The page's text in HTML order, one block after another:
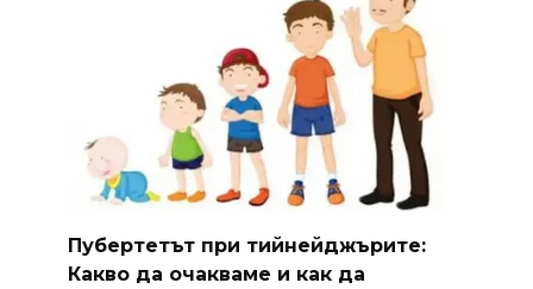
Пубертетът при тийнейджърите:
Какво да очакваме и как да